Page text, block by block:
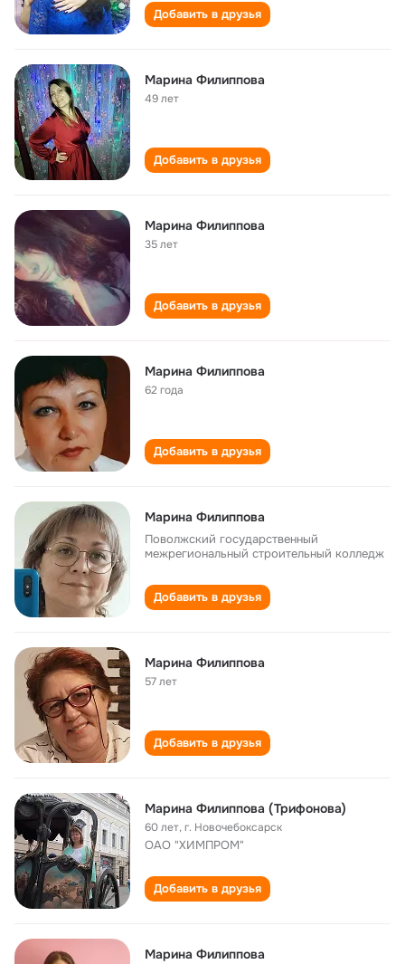
Добавить в друзья
Марина Филиппова
49 лет
Добавить в друзья
Марина Филиппова
35 лет
Добавить в друзья
Марина Филиппова
62 года
Добавить в друзья
Марина Филиппова
Поволжский государственный
межрегиональный строительный колледж
Добавить в друзья
Марина Филиппова
57 лет
Добавить в друзья
Марина Филиппова (Трифонова)
60 лет,г. Новочебоксарск
ОАО "ХИМПРОМ"
Добавить в друзья
Марина Филиппова